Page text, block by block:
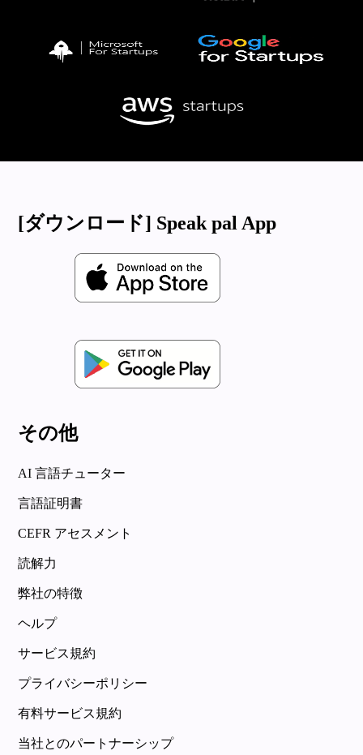
[ダウンロード] Speak pal App
その他
AI 言語チューター
言語証明書
CEFR アセスメント
読解力
弊社の特徴
ヘルプ
サービス規約
プライバシーポリシー
有料サービス規約
当社とのパートナーシップ